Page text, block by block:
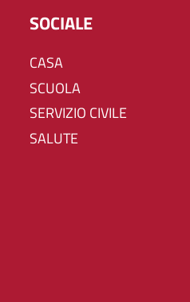
SOCIALE
CASA
SCUOLA
SERVIZIO CIVILE
SALUTE